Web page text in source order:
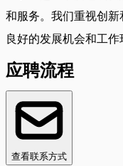
和服务。我们重视创新
良好的发展机会和工作
应聘流程
查看联系方式